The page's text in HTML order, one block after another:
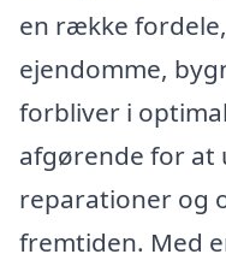
en række
ejendomme,
forbliver i
afgørende for at
reparationer og
fremtiden. Med